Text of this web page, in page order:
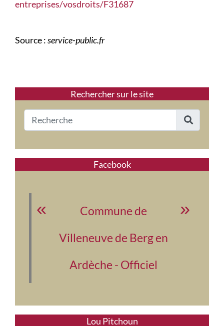
Rechercher sur le site
Facebook
Commune de
Villeneuve de Berg en
Ardèche - Officiel
Lou Pitchoun
entreprises/vosdroits/F31687
Source :service-public.fr